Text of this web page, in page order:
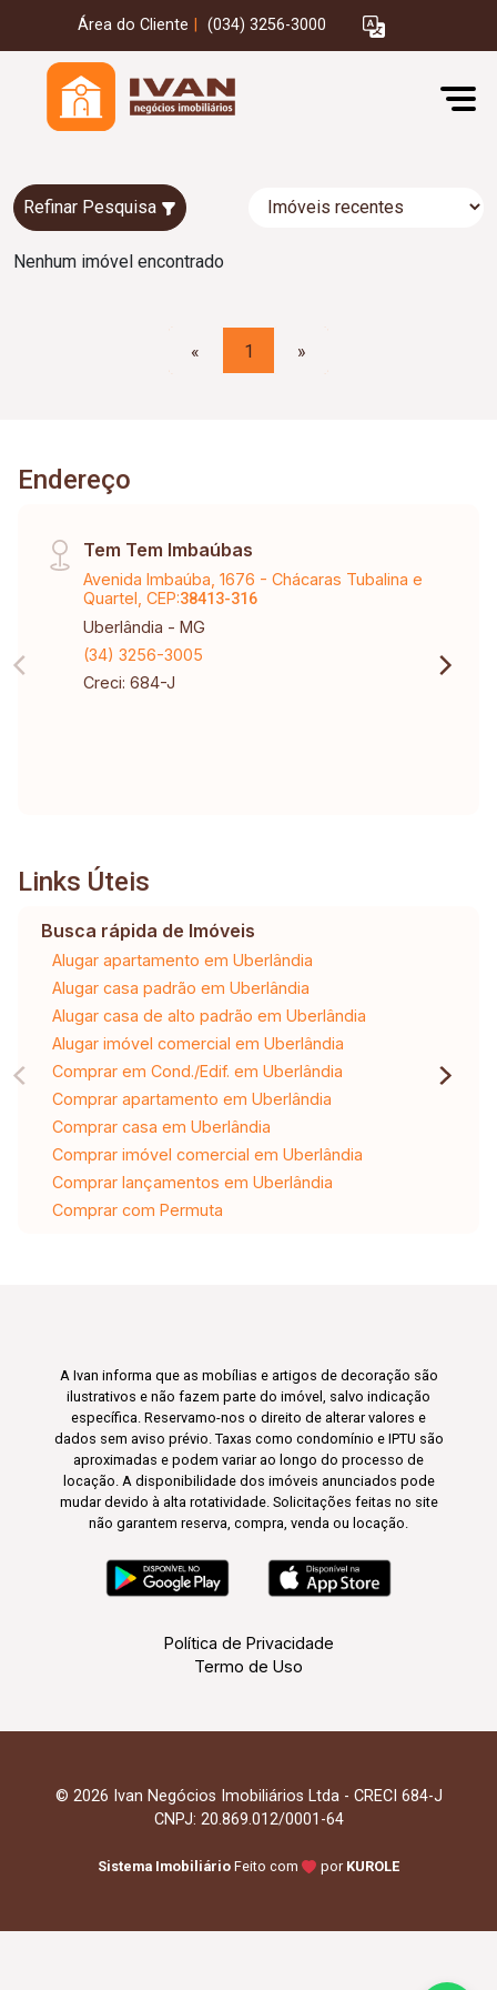
Área do Cliente (034) 3256-3000
Refinar Pesquisa
Nenhum imóvel encontrado
« 1 »
Endereço
Tem Tem Imbaúbas
Avenida Imbaúba, 1676 - Chácaras Tubalina e
Quartel, CEP:38413-316
Uberlândia - MG
(34) 3256-3005
Creci: 684-J
Links Úteis
Busca rápida de Imóveis
Alugar apartamento em Uberlândia
Alugar casa padrão em Uberlândia
Alugar casa de alto padrão em Uberlândia
Alugar imóvel comercial em Uberlândia
Comprar em Cond./Edif. em Uberlândia
Comprar apartamento em Uberlândia
Comprar casa em Uberlândia
Comprar imóvel comercial em Uberlândia
Comprar lançamentos em Uberlândia
Comprar com Permuta
A Ivan informa que as mobílias e artigos de decoração são
ilustrativos e não fazem parte do imóvel, salvo indicação
específica. Reservamo-nos o direito de alterar valores e
dados sem aviso prévio. Taxas como condomínio e IPTU são
aproximadas e podem variar ao longo do processo de
locação. A disponibilidade dos imóveis anunciados pode
mudar devido à alta rotatividade. Solicitações feitas no site
não garantem reserva, compra, venda ou locação.
Política de Privacidade
Termo de Uso
© 2026 Ivan Negócios Imobiliários Ltda - CRECI 684-J
CNPJ: 20.869.012/0001-64
Sistema Imobiliário Feito com por KUROLE